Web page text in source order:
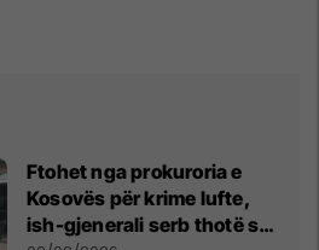
Ftohet nga prokuroria e
Kosovës për krime lufte,
ish-gjenerali serb thotë se